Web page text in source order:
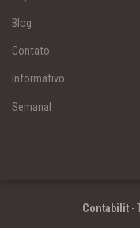
Blog
Contato
Informativo
Semanal
Contabilit -